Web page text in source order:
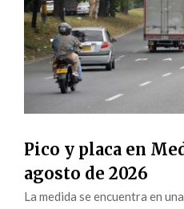
Pico y placa en
agosto de 2026
La medida se encuentra en